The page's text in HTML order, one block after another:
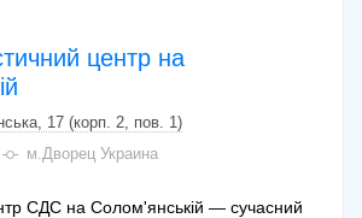
центр на
17 (корп. 2, пов. 1)
м.Дворец Украина
СДС на Солом'янській — сучасний